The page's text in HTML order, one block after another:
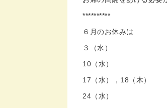
**********
６月のお休みは
３（水）
10（水）
17（水），18（木）
24（水）